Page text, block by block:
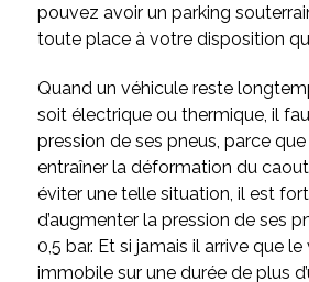
pouvez avoir un parking
toute place à votre disposition qui
Quand un véhicule reste
soit électrique ou thermique, il
pression de ses pneus, parce
entraîner la déformation du
éviter une telle situation, il est
d’augmenter la pression de ses
0,5 bar. Et si jamais il arrive que
immobile sur une durée de plus